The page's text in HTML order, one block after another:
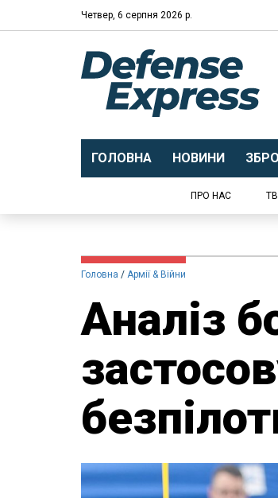
Четвер, 6 серпня 2026 р.
ГОЛОВНА НОВИНИ
ПРО НАС
Головна Армії & Війни
Аналіз